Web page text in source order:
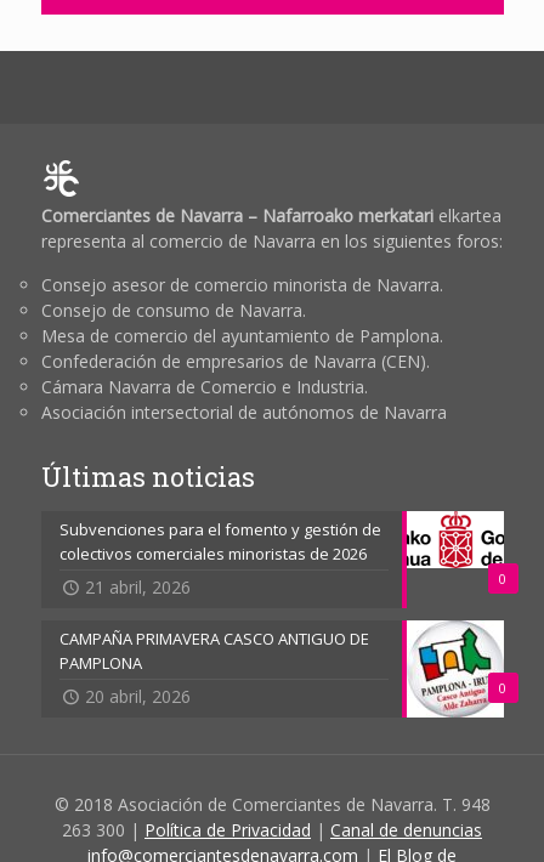
Comerciantes de Navarra – Nafarroako merkatarielkartea
representa al comercio de Navarra en los siguientes foros:
Consejo asesor de comercio minorista de Navarra.
Consejo de consumo de Navarra.
Mesa de comercio del ayuntamiento de Pamplona.
Confederación de empresarios de Navarra (CEN).
Cámara Navarra de Comercio e Industria.
Asociación intersectorial de autónomos de Navarra
Últimas noticias
0
Subvenciones para el fomento y gestión de
colectivos comerciales minoristas de 2026
21 abril, 2026
0
CAMPAÑA PRIMAVERA CASCO ANTIGUO DE
PAMPLONA
20 abril, 2026
© 2018 Asociación de Comerciantes de Navarra. T. 948
263 300 | Política de Privacidad | Canal de denuncias
info@comerciantesdenavarra.com | El Blog de